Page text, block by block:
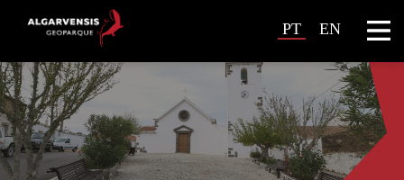
PT EN